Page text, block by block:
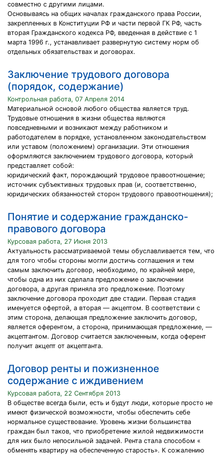
совместно с другими лицами.
Основываясь на общих началах гражданского права России,
закрепленных в Конституции РФ и части первой ГК РФ, часть
вторая Гражданского кодекса РФ, введенная в действие с 1
марта 1996 г., устанавливает развернутую систему норм об
отдельных обязательствах и договорах.
Заключение трудового договора
(порядок, содержание)
Контрольная работа, 07 Апреля 2014
Материальной основой любого общества является труд.
Трудовые отношения в жизни общества являются
повседневными и возникают между работником и
работодателем в порядке, установленном законодательством
или уставом (положением) организации. Эти отношения
оформляются заключением трудового договора, который
представляет собой:
юридический факт, порождающий трудовое правоотношение;
источник субъективных трудовых прав (и, соответственно,
юридических обязанностей сторон трудового правоотношения);
Понятие и содержание гражданско-
правового договора
Курсовая работа, 27 Июня 2013
Актуальность рассматриваемой темы обуславливается тем, что
для того чтобы стороны могли достичь соглашения и тем
самым заключить договор, необходимо, по крайней мере,
чтобы одна из них сделала предложение о заключении
договора, а другая приняла это предложение. Поэтому
заключение договора проходит две стадии. Первая стадия
именуется офертой, а вторая — акцептом. В соответствии с
этим сторона, делающая предложение заключить договор,
является оферентом, а сторона, принимающая предложение, —
акцептантом. Договор считается заключенным, когда оферент
получит акцепт от акцептанта.
Договор ренты и пожизненное
содержание с иждивением
Курсовая работа, 22 Сентября 2013
В обществе всегда были, есть и будут люди, которые просто не
имеют физической возможности, чтобы обеспечить себе
нормальное существование. Уровень жизни большинства
граждан был таков, что приобретение жилой недвижимости
для них было непосильной задачей. Рента стала способом «
обменять квартиру на обеспеченную старость». К сожалению